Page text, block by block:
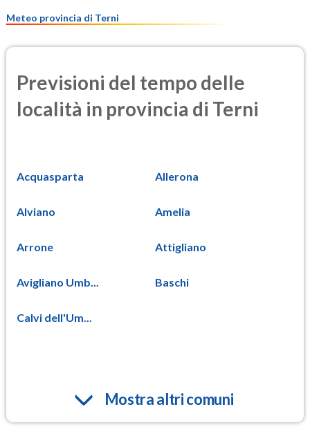
Meteo provincia di Terni
Previsioni del tempo delle
località in provincia di Terni
Acquasparta Allerona
Alviano Amelia
Arrone Attigliano
Avigliano Umb... Baschi
Calvi dell'Um...
Mostra altri comuni